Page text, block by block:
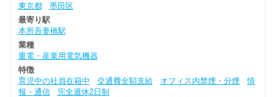
東京都
墨田区
最寄り駅
本所吾妻橋駅
業種
重電・産業用電気機器
特徴
育児中の社員在籍中
交通費全額支給 オフィス内禁煙・分煙
情
報・通信
完全週休2日制